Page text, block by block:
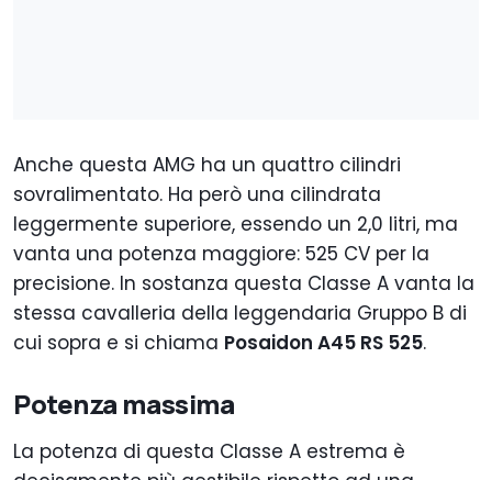
Anche questa AMG ha un quattro cilindri
sovralimentato. Ha però una cilindrata
leggermente superiore, essendo un 2,0 litri, ma
vanta una potenza maggiore: 525 CV per la
precisione. In sostanza questa Classe A vanta la
stessa cavalleria della leggendaria Gruppo B di
cui sopra e si chiama Posaidon A45 RS 525.
Potenza massima
La potenza di questa Classe A estrema è